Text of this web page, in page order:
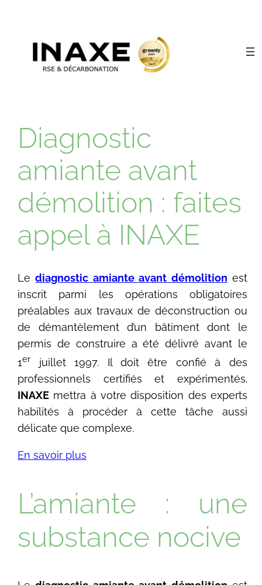
Diagnostic
amiante avant
démolition : faites
appel à INAXE
Lediagnostic amiante avant démolition est
inscrit parmi les opérations obligatoires
préalables aux travaux de déconstruction ou
de démantèlement d’un bâtiment dont le
permis de construire a été délivré avant le
1er juillet 1997. Il doit être confié à des
professionnels certifiés et expérimentés.
INAXE mettra à votre disposition des experts
habilités à procéder à cette tâche aussi
délicate que complexe.
En savoir plus
L’amiante : une
substance nocive